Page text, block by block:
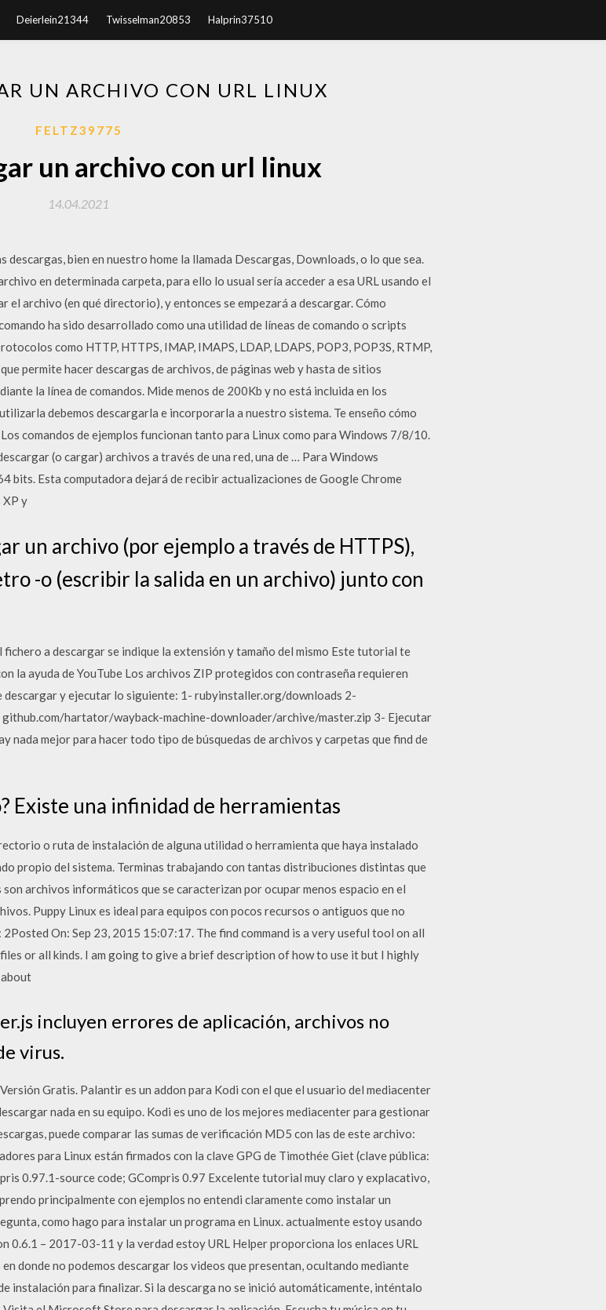
Deierlein21344 Twisselman20853 Halprin37510
UN ARCHIVO CON URL LINUX
FELTZ39775
un archivo con url linux
14.04.2021
bien en nuestro home la llamada Descargas, Downloads, o lo que sea.
en determinada carpeta, para ello lo usual sería acceder a esa URL usando el
el archivo (en qué directorio), y entonces se empezará a descargar. Cómo
ha sido desarrollado como una utilidad de líneas de comando o scripts
como HTTP, HTTPS, IMAP, IMAPS, LDAP, LDAPS, POP3, POP3S, RTMP,
permite hacer descargas de archivos, de páginas web y hasta de sitios
la línea de comandos. Mide menos de 200Kb y no está incluida en los
debemos descargarla e incorporarla a nuestro sistema. Te enseño cómo
comandos de ejemplos funcionan tanto para Linux como para Windows 7/8/10.
(o cargar) archivos a través de una red, una de … Para Windows
Esta computadora dejará de recibir actualizaciones de Google Chrome
XP y
un archivo (por ejemplo a través de HTTPS),
-o (escribir la salida en un archivo) junto con
fichero a descargar se indique la extensión y tamaño del mismo Este tutorial te
la ayuda de YouTube Los archivos ZIP protegidos con contraseña requieren
descargar y ejecutar lo siguiente: 1- rubyinstaller.org/downloads 2-
hartator/wayback-machine-downloader/archive/master.zip 3- Ejecutar
nada mejor para hacer todo tipo de búsquedas de archivos y carpetas que find de
Existe una infinidad de herramientas
o ruta de instalación de alguna utilidad o herramienta que haya instalado
propio del sistema. Terminas trabajando con tantas distribuciones distintas que
archivos informáticos que se caracterizan por ocupar menos espacio en el
Puppy Linux es ideal para equipos con pocos recursos o antiguos que no
On: Sep 23, 2015 15:07:17. The find command is a very useful tool on all
or all kinds. I am going to give a brief description of how to use it but I highly
incluyen errores de aplicación, archivos no
virus.
Gratis. Palantir es un addon para Kodi con el que el usuario del mediacenter
nada en su equipo. Kodi es uno de los mejores mediacenter para gestionar
puede comparar las sumas de verificación MD5 con las de este archivo:
para Linux están firmados con la clave GPG de Timothée Giet (clave pública:
0.97.1-source code; GCompris 0.97 Excelente tutorial muy claro y explacativo,
principalmente con ejemplos no entendi claramente como instalar un
como hago para instalar un programa en Linux. actualmente estoy usando
0.6.1 – 2017-03-11 y la verdad estoy URL Helper proporciona los enlaces URL
donde no podemos descargar los videos que presentan, ocultando mediante
instalación para finalizar. Si la descarga no se inició automáticamente, inténtalo